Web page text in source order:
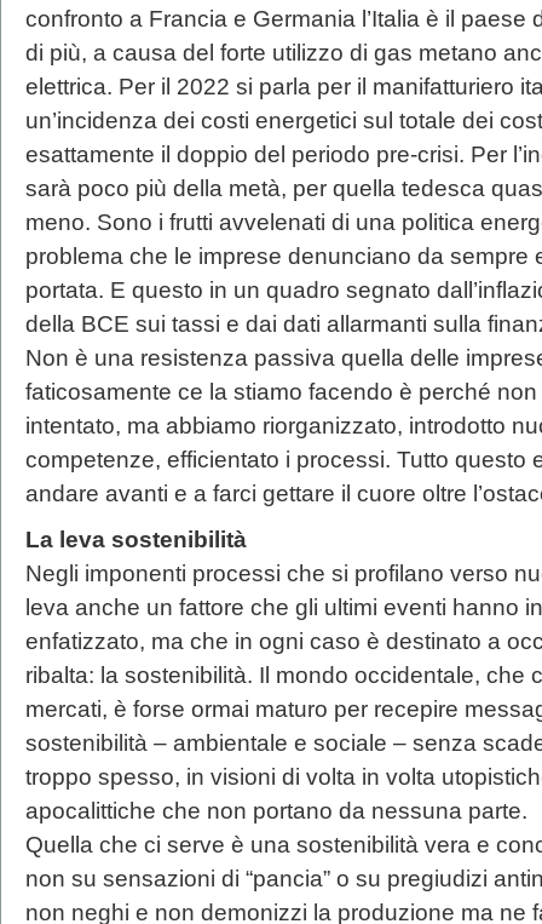
confronto a Francia e Germania l’Italia è il paese
di più, a causa del forte utilizzo di gas metano
elettrica. Per il 2022 si parla per il manifatturiero
un’incidenza dei costi energetici sul totale dei
esattamente il doppio del periodo pre-crisi. Per
sarà poco più della metà, per quella tedesca
meno. Sono i frutti avvelenati di una politica
problema che le imprese denunciano da sempre
portata. E questo in un quadro segnato
della BCE sui tassi e dai dati allarmanti sulla
Non è una resistenza passiva quella delle
faticosamente ce la stiamo facendo è perché
intentato, ma abbiamo riorganizzato, introdotto
competenze, efficientato i processi. Tutto questo
andare avanti e a farci gettare il cuore oltre
La leva sostenibilità
Negli imponenti processi che si profilano verso
leva anche un fattore che gli ultimi eventi hanno
enfatizzato, ma che in ogni caso è destinato a
ribalta: la sostenibilità. Il mondo occidentale, che
mercati, è forse ormai maturo per recepire
sostenibilità – ambientale e sociale – senza
troppo spesso, in visioni di volta in volta
apocalittiche che non portano da nessuna parte.
Quella che ci serve è una sostenibilità vera e
non su sensazioni di “pancia” o su pregiudizi
non neghi e non demonizzi la produzione ma ne